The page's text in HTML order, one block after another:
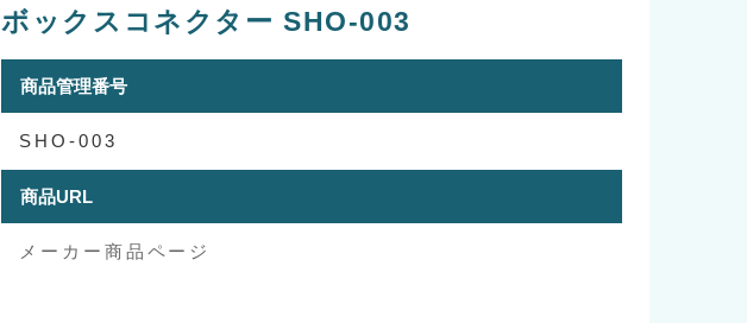
ボックスコネクター SHO-003
商品管理番号
SHO-003
商品URL
メーカー商品ページ